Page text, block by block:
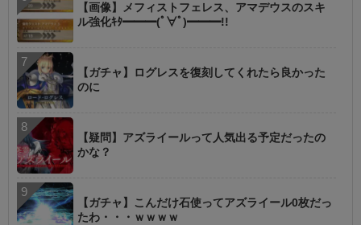
【画像】メフィストフェレス、アマデウスのスキ
ル強化ｷﾀ━━━(ﾟ∀ﾟ)━━━!!
【ガチャ】ログレスを復刻してくれたら良かった
のに
【疑問】アズライールって人気出る予定だったの
かな？
【ガチャ】こんだけ石使ってアズライール0枚だっ
たわ・・・ｗｗｗｗ